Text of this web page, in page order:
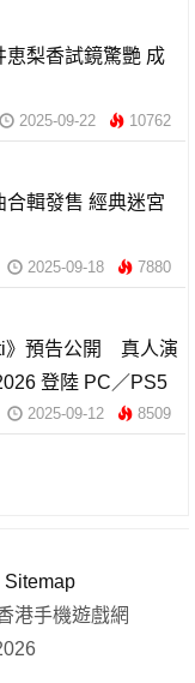
恵梨香試鏡驚艷 成
2025-09-22 10762
合輯發售 經典迷宮
2025-09-18 7880
》預告公開 真人演
登陸 PC／PS5
2025-09-12 8509
Sitemap
港手機遊戲網